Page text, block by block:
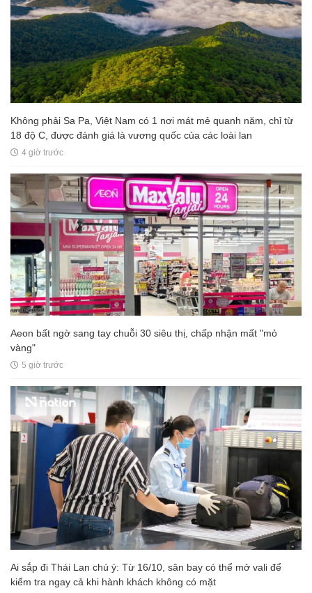
Không phải Sa Pa, Việt Nam có 1 nơi mát mẻ quanh năm, chỉ từ
18 độ C, được đánh giá là vương quốc của các loài lan
4 giờ trước
Aeon bất ngờ sang tay chuỗi 30 siêu thị, chấp nhận mất "mỏ
vàng"
5 giờ trước
Ai sắp đi Thái Lan chú ý: Từ 16/10, sân bay có thể mở vali để
kiểm tra ngay cả khi hành khách không có mặt